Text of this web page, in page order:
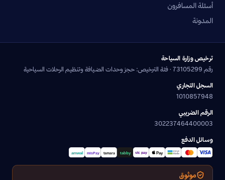
أسئلة المسافرون
المدونة
ترخيص وزارة السياحة
رقم 73105299 · فئة الترخيص: حجز وحدات الضيافة وتنظيم الرحلات السياحية
السجل التجاري
1010857948
الرقم الضريبي
302237464400003
وسائل الدفع
موثوق